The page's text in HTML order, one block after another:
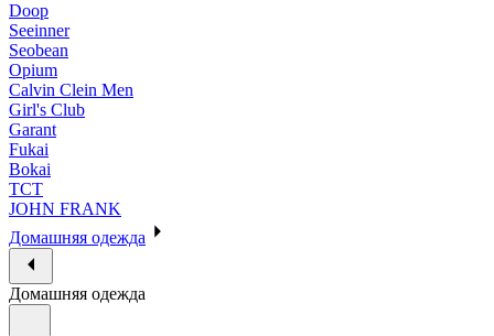
Doop
Seeinner
Seobean
Opium
Calvin Clein Men
Girl's Club
Garant
Fukai
Bokai
ТСТ
JOHN FRANK
Домашняя одежда
Домашняя одежда